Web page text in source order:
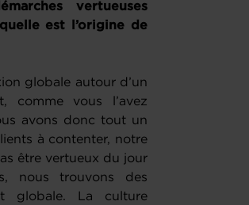
vertueuses
est l’origine de
globale autour d’un
comme vous l’avez
avons donc tout un
à contenter, notre
être vertueux du jour
nous trouvons des
globale. La culture